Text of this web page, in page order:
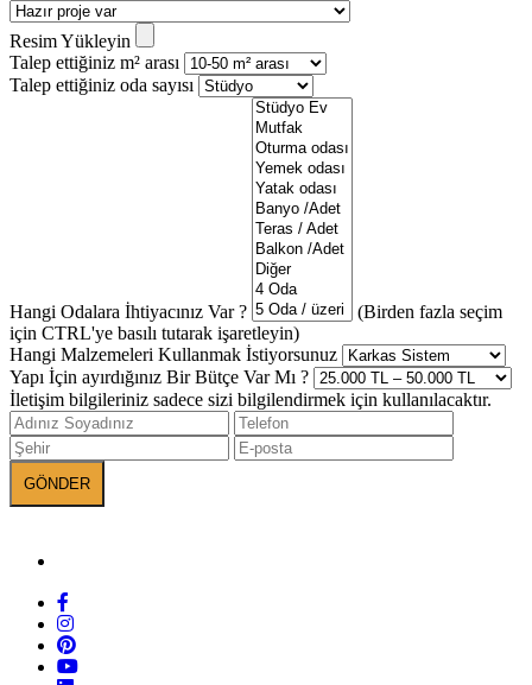
Resim Yükleyin
Talep ettiğiniz m² arası
Talep ettiğiniz oda sayısı
Hangi Odalara İhtiyacınız Var ?
(Birden fazla seçim
için CTRL'ye basılı tutarak işaretleyin)
Hangi Malzemeleri Kullanmak İstiyorsunuz
Yapı İçin ayırdığınız Bir Bütçe Var Mı ?
İletişim bilgileriniz sadece sizi bilgilendirmek için kullanılacaktır.